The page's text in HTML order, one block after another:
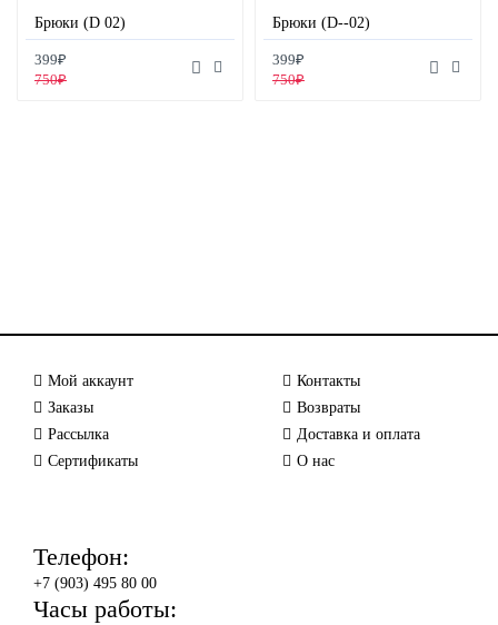
Брюки (D 02)
399₽
750₽
Брюки (D--02)
399₽
750₽
Мой аккаунт
Заказы
Рассылка
Сертификаты
Контакты
Возвраты
Доставка и оплата
О нас
Телефон:
+7 (903) 495 80 00
Часы работы: